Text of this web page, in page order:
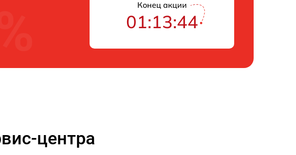
Конец акции
01:13:43
центра